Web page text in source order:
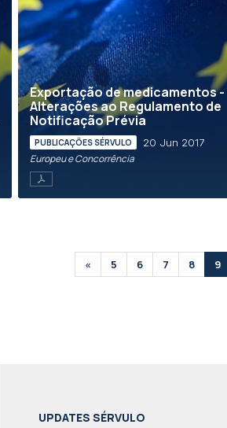
Exportação de medicamentos -
Alterações ao Regulamento de
Notificação Prévia
PUBLICAÇÕES SÉRVULO 20 Jun 2017
Europeu e Concorrência
« 5 6 7 8 9
UPDATES SÉRVULO